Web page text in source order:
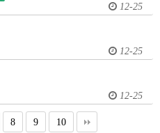
12-25
12-25
12-25
8 9 10